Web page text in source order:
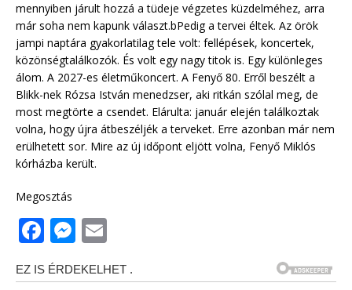
mennyiben járult hozzá a tüdeje végzetes küzdelméhez, arra
már soha nem kapunk választ.bPedig a tervei éltek. Az örök
jampi naptára gyakorlatilag tele volt: fellépések, koncertek,
közönségtalálkozók. És volt egy nagy titok is. Egy különleges
álom. A 2027-es életműkoncert. A Fenyő 80. Erről beszélt a
Blikk-nek Rózsa István menedzser, aki ritkán szólal meg, de
most megtörte a csendet. Elárulta: január elején találkoztak
volna, hogy újra átbeszéljék a terveket. Erre azonban már nem
erülhetett sor. Mire az új időpont eljött volna, Fenyő Miklós
kórházba került.
Megosztás
F
a
c
M
ssai